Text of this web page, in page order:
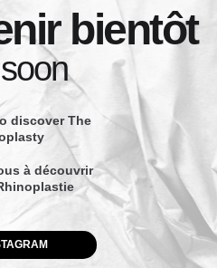
discover The
bientôt
à découvrir